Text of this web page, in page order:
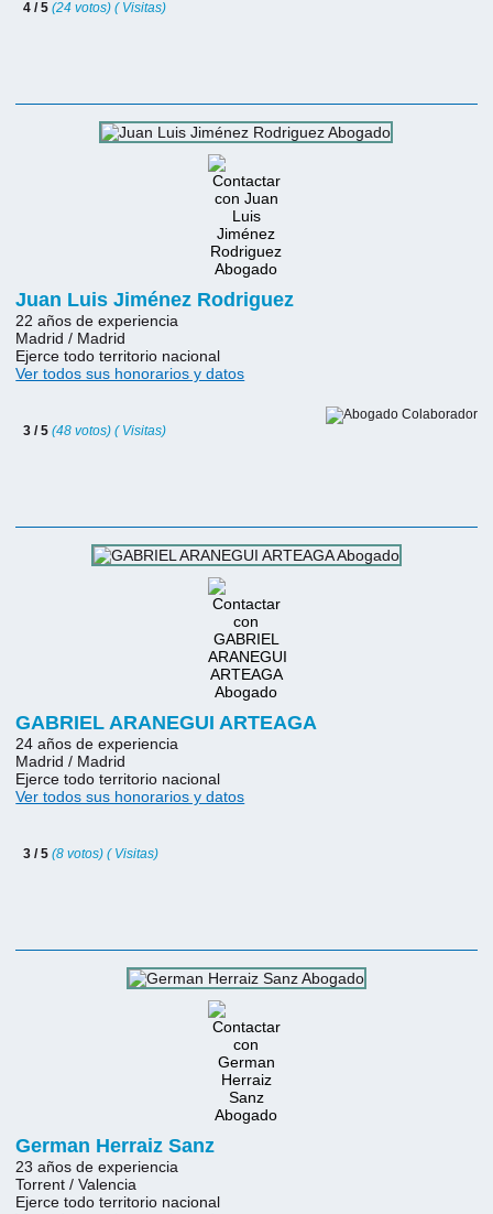
4 / 5(24 votos) ( Visitas)
Juan Luis Jiménez Rodriguez
22 años de experiencia
Madrid / Madrid
Ejerce todo territorio nacional
Ver todos sus honorarios y datos
3 / 5(48 votos) ( Visitas)
GABRIEL ARANEGUI ARTEAGA
24 años de experiencia
Madrid / Madrid
Ejerce todo territorio nacional
Ver todos sus honorarios y datos
3 / 5(8 votos) ( Visitas)
German Herraiz Sanz
23 años de experiencia
Torrent / Valencia
Ejerce todo territorio nacional